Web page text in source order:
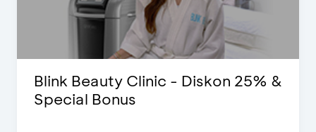
Blink Beauty Clinic - Diskon 25% &
Special Bonus